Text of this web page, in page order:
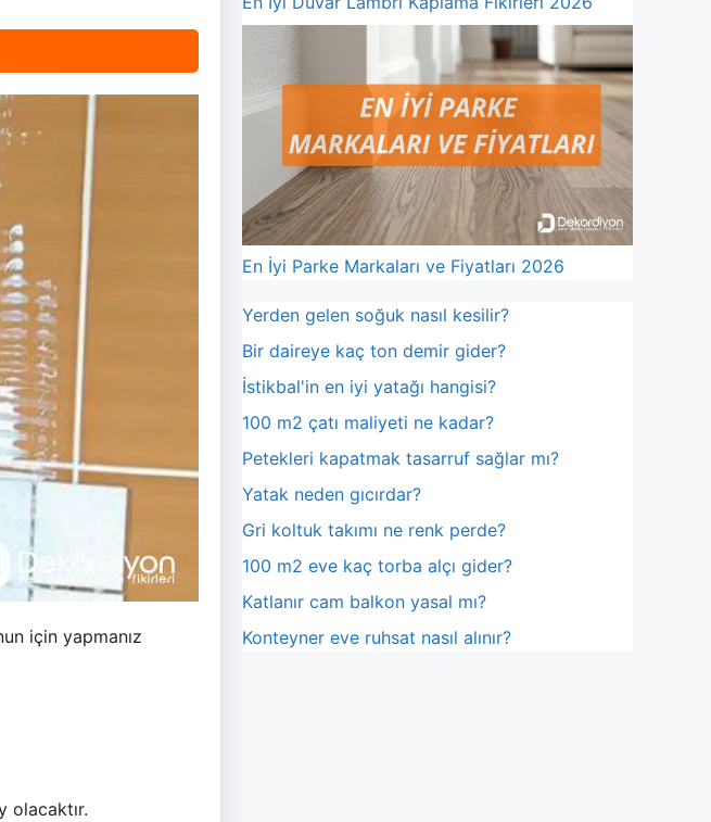
için yapmanız
olacaktır.
En İyi Parke Markaları ve Fiyatları 2026
Yerden gelen soğuk nasıl kesilir?
Bir daireye kaç ton demir gider?
İstikbal'in en iyi yatağı hangisi?
100 m2 çatı maliyeti ne kadar?
Petekleri kapatmak tasarruf sağlar mı?
Yatak neden gıcırdar?
Gri koltuk takımı ne renk perde?
100 m2 eve kaç torba alçı gider?
Katlanır cam balkon yasal mı?
Konteyner eve ruhsat nasıl alınır?